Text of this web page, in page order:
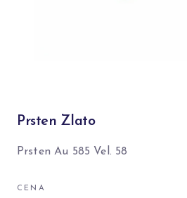
Prsten Zlato
Prsten Au 585 Vel. 58
CENA